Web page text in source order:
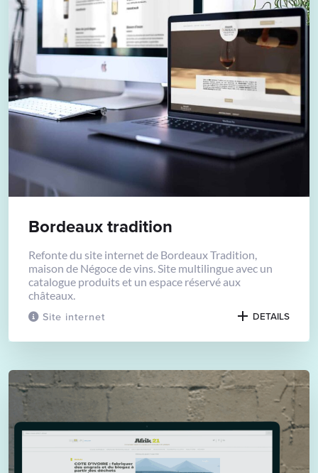
Site internet
Bordeaux tradition
Refonte du site internet de Bordeaux Tradition,
maison de Négoce de vins. Site multilingue avec un
catalogue produits et un espace réservé aux
châteaux.
DETAILS